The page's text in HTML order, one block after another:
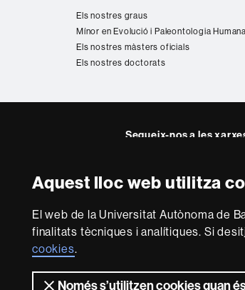
Aquest lloc web utilitza
El web de la Universitat Autònoma de
finalitats tècniques i analítiques. Si
cookies.
Només s’utilitzen cookies quan
Els nostres graus
Mínor en Evolució i Paleontologia Humana
Els nostres màsters oficials
Els nostres doctorats
Segueix-nos a les
Sobre
aquest
web